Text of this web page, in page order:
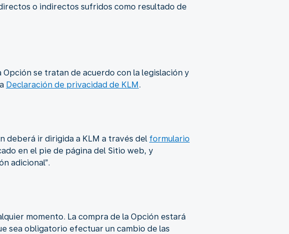
o indirectos sufridos como resultado de
se tratan de acuerdo con la legislación y
Declaración de privacidad de KLM.
deberá ir dirigida a KLM a través del formulario
en el pie de página del Sitio web, y
adicional”.
momento. La compra de la Opción estará
sea obligatorio efectuar un cambio de las